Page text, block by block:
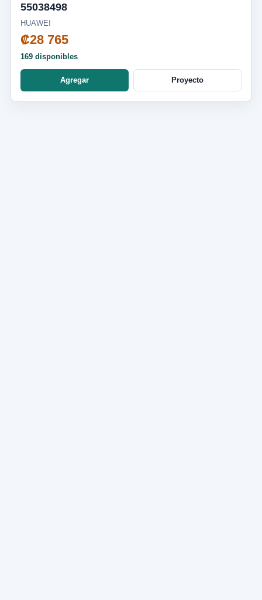
55038498
HUAWEI
₡28 765
169 disponibles
Agregar Proyecto